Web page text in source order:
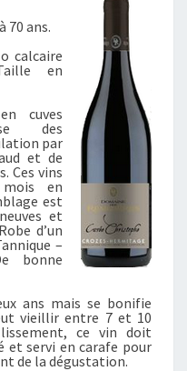
70 ans.
calcaire
en
cuves
des
par
et de
Ces vins
en
est
et
d’un
–
bonne
ans mais se bonifie
vieillir entre 7 et 10
ce vin doit
servi en carafe pour
de la dégustation.